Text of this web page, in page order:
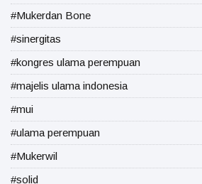
#Mukerdan Bone
#sinergitas
#kongres ulama perempuan
#majelis ulama indonesia
#mui
#ulama perempuan
#Mukerwil
#solid